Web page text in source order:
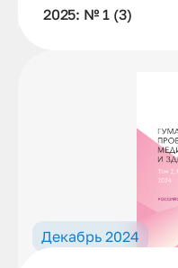
2025: № 1 (3)
Декабрь 2024